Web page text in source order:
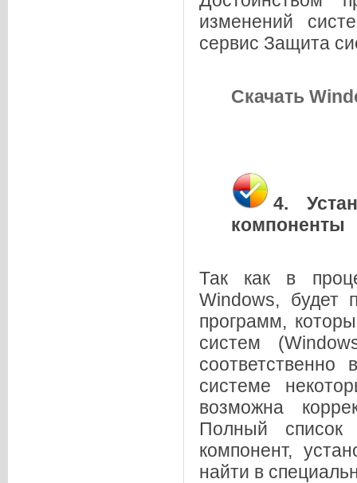
изменений
сервис Защита
Скачать
4.
компоненты
Так как в
Windows, будет
программ,
систем
системе
возможна
Полный список
компонент,
найти в